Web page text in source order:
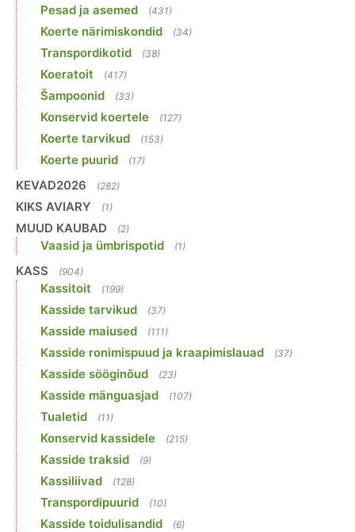
Pesad ja asemed (431)
Koerte närimiskondid (34)
Transpordikotid (38)
Koeratoit (417)
Šampoonid (33)
Konservid koertele (127)
Koerte tarvikud (153)
Koerte puurid (17)
KEVAD2026 (282)
KIKS AVIARY (1)
MUUD KAUBAD (2)
Vaasid ja ümbrispotid (1)
KASS (904)
Kassitoit (199)
Kasside tarvikud (37)
Kasside maiused (111)
Kasside ronimispuud ja kraapimislauad (37)
Kasside sööginõud (23)
Kasside mänguasjad (107)
Tualetid (11)
Konservid kassidele (215)
Kasside traksid (9)
Kassiliivad (128)
Transpordipuurid (10)
Kasside toidulisandid (6)